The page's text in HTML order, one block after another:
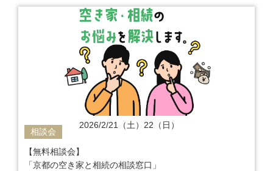
相談会
2026/2/21（土）22（日）
【無料相談会】
「京都の空き家と相続の相談窓口」